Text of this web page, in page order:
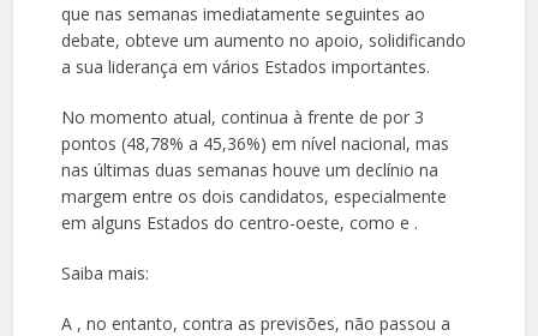
que nas semanas imediatamente seguintes ao
debate, obteve um aumento no apoio, solidificando
a sua liderança em vários Estados importantes.
No momento atual, continua à frente de por 3
pontos (48,78% a 45,36%) em nível nacional, mas
nas últimas duas semanas houve um declínio na
margem entre os dois candidatos, especialmente
em alguns Estados do centro-oeste, como e .
Saiba mais:
A , no entanto, contra as previsões, não passou a